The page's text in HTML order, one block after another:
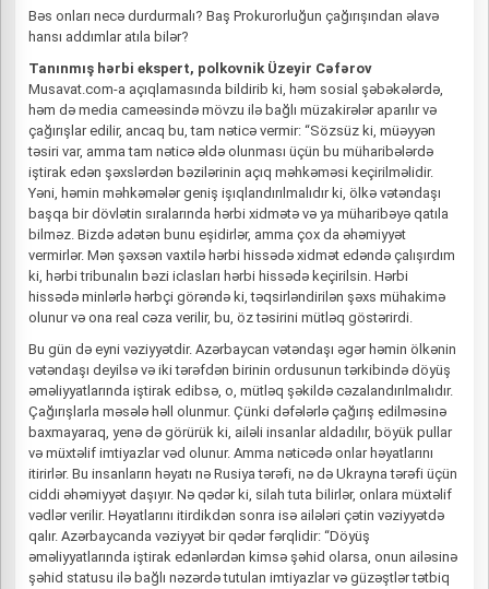
Bəs onları necə durdurmalı? Baş Prokurorluğun çağırışından əlavə
hansı addımlar atıla bilər?
Tanınmış hərbi ekspert, polkovnik Üzeyir Cəfərov
Musavat.com-a açıqlamasında bildirib ki, həm sosial şəbəkələrdə,
həm də media cameəsində mövzu ilə bağlı müzakirələr aparılır və
çağırışlar edilir, ancaq bu, tam nəticə vermir: “Sözsüz ki, müəyyən
təsiri var, amma tam nəticə əldə olunması üçün bu müharibələrdə
iştirak edən şəxslərdən bəzilərinin açıq məhkəməsi keçirilməlidir.
Yəni, həmin məhkəmələr geniş işıqlandırılmalıdır ki, ölkə vətəndaşı
başqa bir dövlətin sıralarında hərbi xidmətə və ya müharibəyə qatıla
bilməz. Bizdə adətən bunu eşidirlər, amma çox da əhəmiyyət
vermirlər. Mən şəxsən vaxtilə hərbi hissədə xidmət edəndə çalışırdım
ki, hərbi tribunalın bəzi iclasları hərbi hissədə keçirilsin. Hərbi
hissədə minlərlə hərbçi görəndə ki, təqsirləndirilən şəxs mühakimə
olunur və ona real cəza verilir, bu, öz təsirini mütləq göstərirdi.
Bu gün də eyni vəziyyətdir. Azərbaycan vətəndaşı əgər həmin ölkənin
vətəndaşı deyilsə və iki tərəfdən birinin ordusunun tərkibində döyüş
əməliyyatlarında iştirak edibsə, o, mütləq şəkildə cəzalandırılmalıdır.
Çağırışlarla məsələ həll olunmur. Çünki dəfələrlə çağırış edilməsinə
baxmayaraq, yenə də görürük ki, ailəli insanlar aldadılır, böyük pullar
və müxtəlif imtiyazlar vəd olunur. Amma nəticədə onlar həyatlarını
itirirlər. Bu insanların həyatı nə Rusiya tərəfi, nə də Ukrayna tərəfi üçün
ciddi əhəmiyyət daşıyır. Nə qədər ki, silah tuta bilirlər, onlara müxtəlif
vədlər verilir. Həyatlarını itirdikdən sonra isə ailələri çətin vəziyyətdə
qalır. Azərbaycanda vəziyyət bir qədər fərqlidir: “Döyüş
əməliyyatlarında iştirak edənlərdən kimsə şəhid olarsa, onun ailəsinə
şəhid statusu ilə bağlı nəzərdə tutulan imtiyazlar və güzəştlər tətbiq